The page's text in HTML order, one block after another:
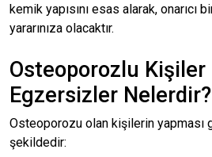
kemik yapısını esas alarak, onarıcı
yararınıza olacaktır.
Osteoporozlu
Egzersizler Nelerdir?
Osteoporozu olan kişilerin
şekildedir: